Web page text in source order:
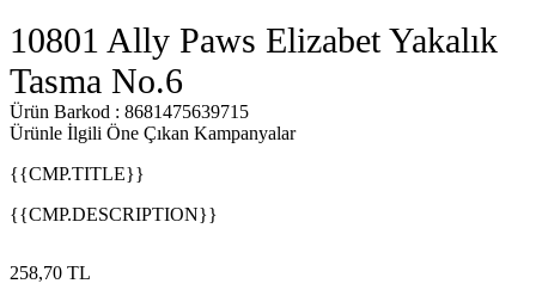
10801 Ally Paws Elizabet Yakalık
Tasma No.6
Ürün Barkod : 8681475639715
Ürünle İlgili Öne Çıkan Kampanyalar
{{CMP.TITLE}}
{{CMP.DESCRIPTION}}
258,70 TL